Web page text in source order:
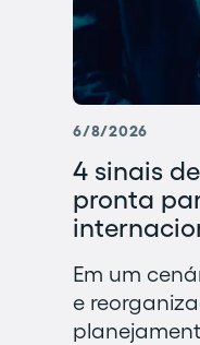
6/8/2026
4 sinais
pronta
Em um
e